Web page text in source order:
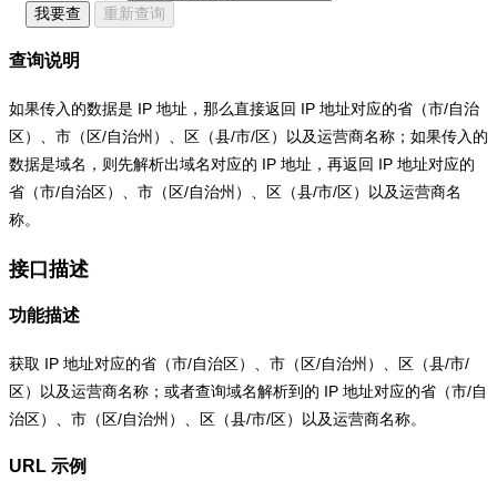
我要查
重新查询
查询说明
如果传入的数据是 IP 地址，那么直接返回 IP 地址对应的省（市/自治
区）、市（区/自治州）、区（县/市/区）以及运营商名称；如果传入的
数据是域名，则先解析出域名对应的 IP 地址，再返回 IP 地址对应的
省（市/自治区）、市（区/自治州）、区（县/市/区）以及运营商名
称。
接口描述
功能描述
获取 IP 地址对应的省（市/自治区）、市（区/自治州）、区（县/市/
区）以及运营商名称；或者查询域名解析到的 IP 地址对应的省（市/自
治区）、市（区/自治州）、区（县/市/区）以及运营商名称。
URL 示例